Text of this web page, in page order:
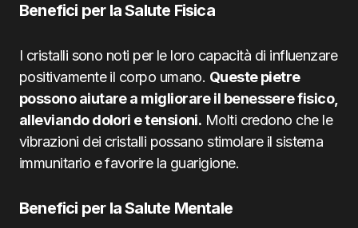
Benefici per la Salute Fisica
I cristalli sono noti per le loro capacità di influenzare
positivamente il corpo umano. Queste pietre
possono aiutare a migliorare il benessere fisico,
alleviando dolori e tensioni. Molti credono che le
vibrazioni dei cristalli possano stimolare il sistema
immunitario e favorire la guarigione.
Benefici per la Salute Mentale